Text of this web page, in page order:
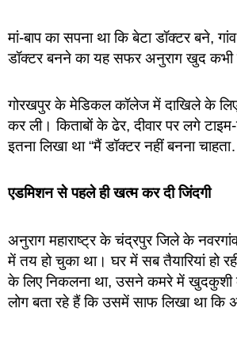
मां-बाप का सपना था कि बेटा डॉक्टर बने,
डॉक्टर बनने का यह सफर अनुराग खुद कभी
गोरखपुर के मेडिकल कॉलेज में दाखिले के लिए
कर ली। किताबों के ढेर, दीवार पर लगे
इतना लिखा था “मैं डॉक्टर नहीं बनना
एडमिशन से पहले ही खत्म कर दी जिंदगी
अनुराग महाराष्ट्र के चंद्रपुर जिले के
में तय हो चुका था। घर में सब तैयारियां हो
के लिए निकलना था, उसने कमरे में खुदकुशी
लोग बता रहे हैं कि उसमें साफ लिखा था कि